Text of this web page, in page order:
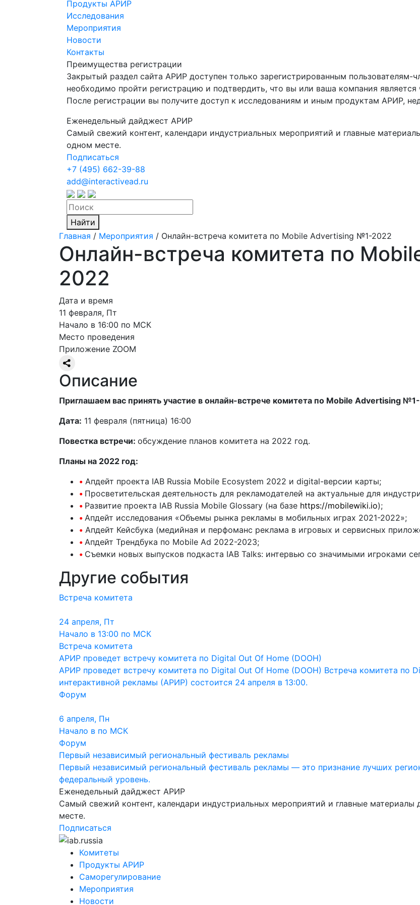
Продукты АРИР
Исследования
Мероприятия
Новости
Контакты
Преимущества регистрации
Закрытый раздел сайта АРИР доступен только зарегистрированным пользователям-
необходимо пройти регистрацию и подтвердить, что вы или ваша компания
После регистрации вы получите доступ к исследованиям и иным продуктам АРИР,
Еженедельный дайджест АРИР
Самый свежий контент, календари индустриальных мероприятий и главные
одном месте.
Подписаться
+7 (495) 662-39-88
add@interactivead.ru
Найти
Главная / Мероприятия / Онлайн-встреча комитета по Mobile Advertising №1-2022
Онлайн-встреча комитета по
2022
Дата и время
11 февраля, Пт
Начало в 16:00 по МСК
Место проведения
Приложение ZOOM
Описание
Приглашаем вас принять участие в онлайн-встрече комитета по Mobile Advertising
Дата: 11 февраля (пятница) 16:00
Повестка встречи: обсуждение планов комитета на 2022 год.
Планы на 2022 год:
• Апдейт проекта IAB Russia Mobile Ecosystem 2022 и digital-версии карты;
• Просветительская деятельность для рекламодателей на актуальные для
• Развитие проекта IAB Russia Mobile Glossary (на базе https://mobilewiki.io);
• Апдейт исследования «Объемы рынка рекламы в мобильных играх 2021-2022»;
• Апдейт Кейсбука (медийная и перфоманс реклама в игровых и сервисных
• Апдейт Трендбука по Mobile Ad 2022-2023;
• Съемки новых выпусков подкаста IAB Talks: интервью со значимыми игроками
Другие события
Встреча комитета
24 апреля, Пт
Начало в 13:00 по МСК
Встреча комитета
АРИР проведет встречу комитета по Digital Out Of Home (DOOH)
АРИР проведет встречу комитета по Digital Out Of Home (DOOH) Встреча комитета по
интерактивной рекламы (АРИР) состоится 24 апреля в 13:00.
Форум
6 апреля, Пн
Начало в по МСК
Форум
Первый независимый региональный фестиваль рекламы
Первый независимый региональный фестиваль рекламы — это признание лучших
федеральный уровень.
Еженедельный дайджест АРИР
Самый свежий контент, календари индустриальных мероприятий и главные
месте.
Подписаться
Комитеты
Продукты АРИР
Саморегулирование
Мероприятия
Новости